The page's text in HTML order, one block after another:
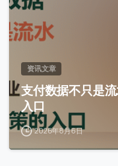
资讯文章
支付数据不只是
入口
2026年8月6日